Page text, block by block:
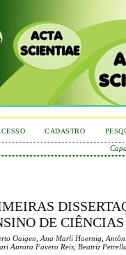
CADASTRO
Capa
DE
Oaigen, Ana Marli Hoernig,
Aurora Favero Reis, Beatriz